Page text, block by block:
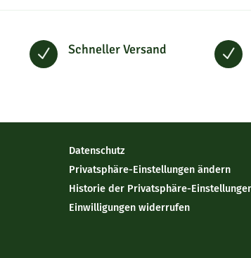
N Schneller Versand N
Datenschutz
Privatsphäre-Einstellungen ändern
Historie der Privatsphäre-
Einwilligungen widerrufen